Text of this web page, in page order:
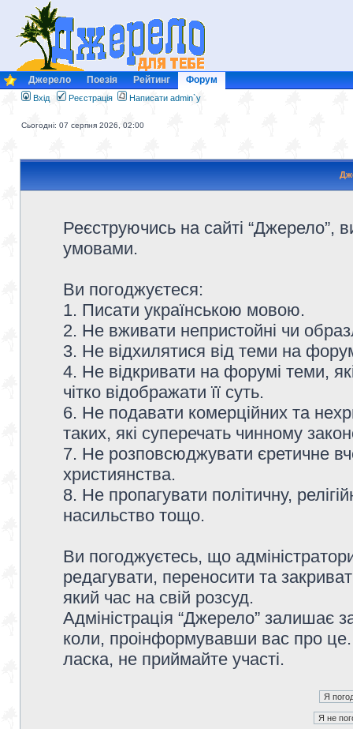
Джерело Поезія Рейтинг Форум
Вхід Реєстрація Написати admin`у
Сьогодні: 07 серпня 2026, 02:00
Реєструючись на сайті “Джерело”,
умовами.
Ви погоджуєтеся:
1. Писати українською мовою.
2. Не вживати непристойні чи
3. Не відхилятися від теми на
4. Не відкривати на форумі теми,
чітко відображати її суть.
6. Не подавати комерційних та
таких, які суперечать чинному
7. Не розповсюджувати єретичне
християнства.
8. Не пропагувати політичну,
насильство тощо.
Ви погоджуєтесь, що
редагувати, переносити та
який час на свій розсуд.
Адміністрація “Джерело” залишає
коли, проінформувавши вас про
ласка, не приймайте участі.